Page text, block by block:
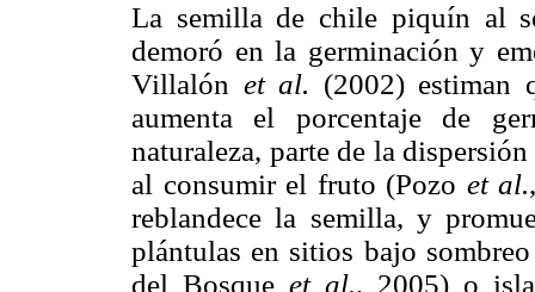
La semilla de chile piquín al
demoró en la germinación y
Villalón et al. (2002) estiman
aumenta el porcentaje de
naturaleza, parte de la
al consumir el fruto (Pozo et al.
reblandece la semilla, y
plántulas en sitios bajo
del Bosque et al., 2005) o